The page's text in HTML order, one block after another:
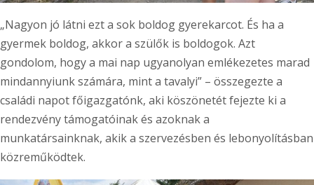
„Nagyon jó látni ezt a sok boldog gyerekarcot. És ha a
gyermek boldog, akkor a szülők is boldogok. Azt
gondolom, hogy a mai nap ugyanolyan emlékezetes marad
mindannyiunk számára, mint a tavalyi” – összegezte a
családi napot főigazgatónk, aki köszönetét fejezte ki a
rendezvény támogatóinak és azoknak a
munkatársainknak, akik a szervezésben és lebonyolításban
közreműködtek.